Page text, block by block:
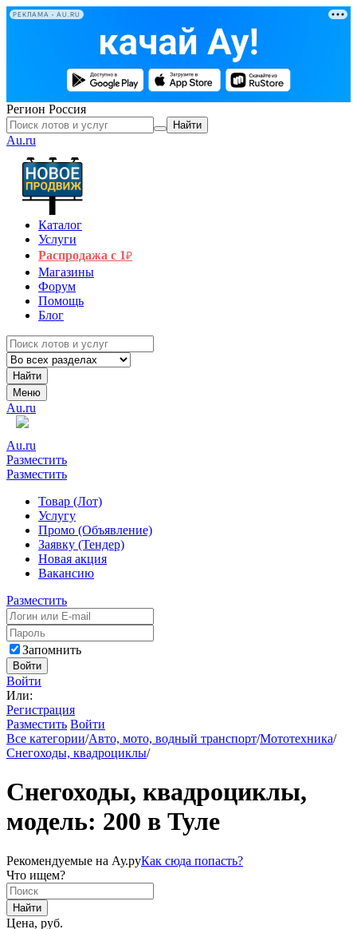
РЕКЛАМА • AU.RU
Регион Россия
Найти
Au.ru
Каталог
Услуги
Распродажа с 1₽
Магазины
Форум
Помощь
Блог
Найти
Меню
Au.ru
Au.ru
Разместить
Разместить
Товар (Лот)
Услугу
Промо (Объявление)
Заявку (Тендер)
Новая акция
Вакансию
Разместить
Запомнить
Войти
Войти
Или:
Регистрация
Разместить Войти
Все категории/Авто, мото, водный транспорт/Мототехника/
Снегоходы, квадроциклы/
Снегоходы, квадроциклы,
модель: 200 в Туле
Рекомендуемые на Ау.руКак сюда попасть?
Что ищем?
Найти
Цена, руб.